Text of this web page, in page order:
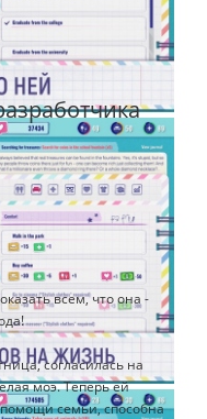
всем, что она -
согласилась на
моэ. Теперь ей
помощи семьи, способна